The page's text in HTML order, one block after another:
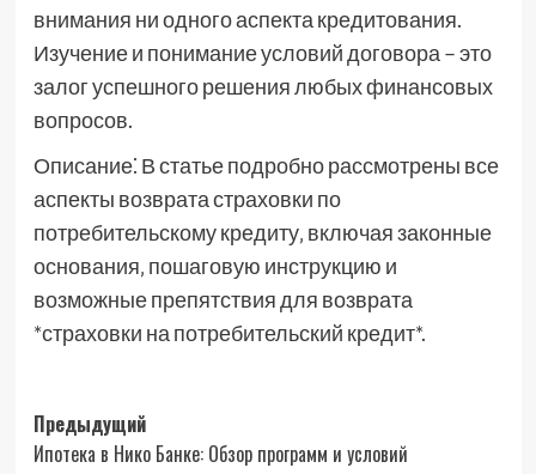
внимания ни одного аспекта кредитования.
Изучение и понимание условий договора – это
залог успешного решения любых финансовых
вопросов.
Описание⁚ В статье подробно рассмотрены все
аспекты возврата страховки по
потребительскому кредиту‚ включая законные
основания‚ пошаговую инструкцию и
возможные препятствия для возврата
*страховки на потребительский кредит*.
Навигация
Предыдущий
Ипотека в Нико Банке: Обзор программ и условий